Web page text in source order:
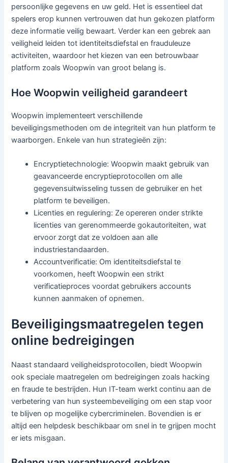
persoonlijke gegevens en uw geld. Het is essentieel dat
spelers erop kunnen vertrouwen dat hun gekozen platform
deze informatie veilig bewaart. Verder kan een gebrek aan
veiligheid leiden tot identiteitsdiefstal en frauduleuze
activiteiten, waardoor het kiezen van een betrouwbaar
platform zoals Woopwin van groot belang is.
Hoe Woopwin veiligheid garandeert
Woopwin implementeert verschillende
beveiligingsmethoden om de integriteit van hun platform te
waarborgen. Enkele van hun strategieën zijn:
Encryptietechnologie: Woopwin maakt gebruik van
geavanceerde encryptieprotocollen om alle
gegevensuitwisseling tussen de gebruiker en het
platform te beveiligen.
Licenties en regulering: Ze opereren onder strikte
licenties van gerenommeerde gokautoriteiten, wat
ervoor zorgt dat ze voldoen aan alle
industriestandaarden.
Accountverificatie: Om identiteitsdiefstal te
voorkomen, heeft Woopwin een strikt
verificatieproces voordat gebruikers accounts
kunnen aanmaken of opnemen.
Beveiligingsmaatregelen tegen
online bedreigingen
Naast standaard veiligheidsprotocollen, biedt Woopwin
ook speciale maatregelen om bedreigingen zoals hacking
en fraude te bestrijden. Hun IT-team werkt continu aan de
verbetering van hun systeembeveiliging om een stap voor
te blijven op mogelijke cybercriminelen. Bovendien is er
altijd een helpdesk beschikbaar om snel in te grijpen mocht
er iets misgaan.